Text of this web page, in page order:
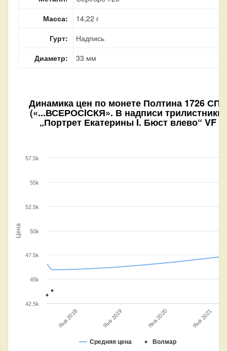
Масса:
14,22 г
Гурт:
Надпись
Диаметр:
33 мм
Динамика цен по монете Полтина 1726 СПБ
(«...ВСЕРОСIСКЯ». В надписи трилистники)
„Портрет Екатерины I. Бюст влево“ VF
Цена
Средняя цена Волмар
Янв 2018 Янв 2019 Янв 2020 Янв 2021
42.5k
45k
47.5k
50k
52.5k
55k
57.5k